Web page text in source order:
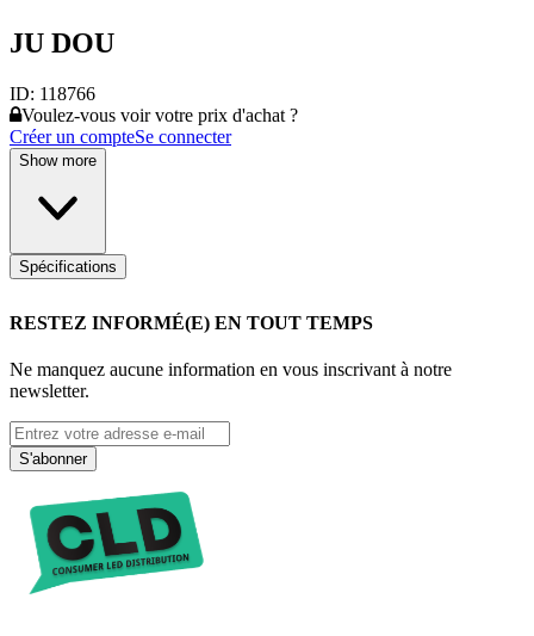
JU DOU
ID: 118766
Voulez-vous voir votre prix d'achat ?
Créer un compteSe connecter
Show more
Spécifications
RESTEZ INFORMÉ(E) EN TOUT TEMPS
Ne manquez aucune information en vous inscrivant à notre
newsletter.
S'abonner